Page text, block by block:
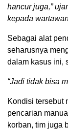
hancur juga,”
kepada
Sebagai alat
seharusnya
dalam kasus ini,
“Jadi tidak bisa
Kondisi tersebut
pencarian
korban, tim juga